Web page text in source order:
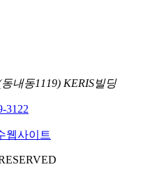
내동1119) KERIS빌딩
3122